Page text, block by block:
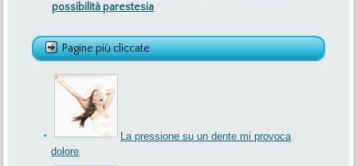
possibilità parestesia
Pagine più cliccate
La pressione su un dente mi provoca
dolore